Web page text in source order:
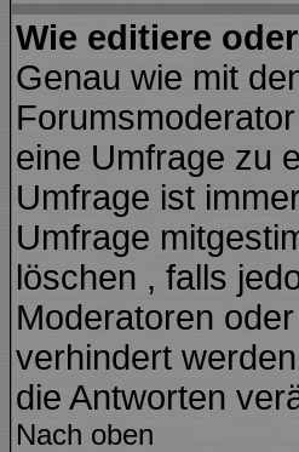
Wie editiere
Genau wie mit
eine Umfrage zu
Umfrage ist
Umfrage
löschen , falls
Moderatoren
verhindert
die Antworten
Nach oben